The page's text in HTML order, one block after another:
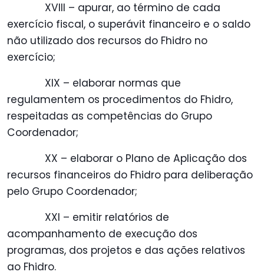
XVIII – apurar, ao término de cada
exercício fiscal, o superávit financeiro e o saldo
não utilizado dos recursos do Fhidro no
exercício;
XIX – elaborar normas que
regulamentem os procedimentos do Fhidro,
respeitadas as competências do Grupo
Coordenador;
XX – elaborar o Plano de Aplicação dos
recursos financeiros do Fhidro para deliberação
pelo Grupo Coordenador;
XXI – emitir relatórios de
acompanhamento de execução dos
programas, dos projetos e das ações relativos
ao Fhidro.